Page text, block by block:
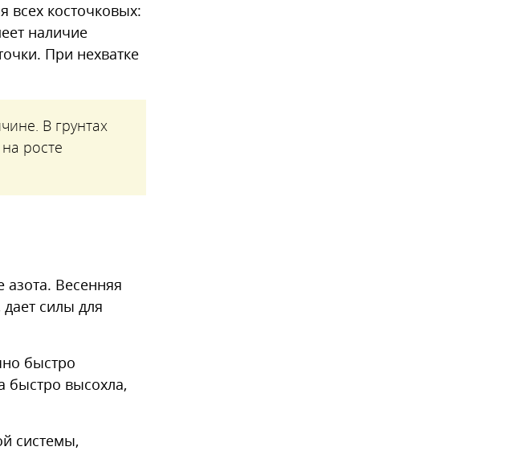
всех косточковых:
наличие
При нехватке
В грунтах
росте
азота. Весенняя
силы для
быстро
быстро высохла,
системы,